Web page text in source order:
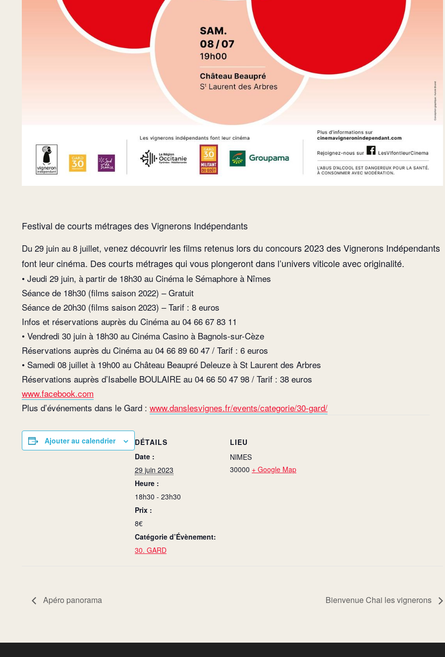
Festival de courts métrages des Vignerons Indépendants
Du 29 juin au 8 juillet, venez découvrir les films retenus lors du concours 2023 des Vignerons Indépendants
font leur cinéma. Des courts métrages qui vous plongeront dans l’univers viticole avec originalité.
• Jeudi 29 juin, à partir de 18h30 au Cinéma le Sémaphore à Nîmes
Séance de 18h30 (films saison 2022) – Gratuit
Séance de 20h30 (films saison 2023) – Tarif : 8 euros
Infos et réservations auprès du Cinéma au 04 66 67 83 11
• Vendredi 30 juin à 18h30 au Cinéma Casino à Bagnols-sur-Cèze
Réservations auprès du Cinéma au 04 66 89 60 47 / Tarif : 6 euros
• Samedi 08 juillet à 19h00 au Château Beaupré Deleuze à St Laurent des Arbres
Réservations auprès d’Isabelle BOULAIRE au 04 66 50 47 98 / Tarif : 38 euros
www.facebook.com
Plus d’événements dans le Gard : www.danslesvignes.fr/events/categorie/30-gard/
Ajouter au calendrier
DÉTAILS
Date :
29 juin 2023
Heure :
18h30 - 23h30
Prix :
8€
Catégorie d’Évènement:
30. GARD
LIEU
NIMES
30000 + Google Map
Apéro panorama Bienvenue Chai les vignerons